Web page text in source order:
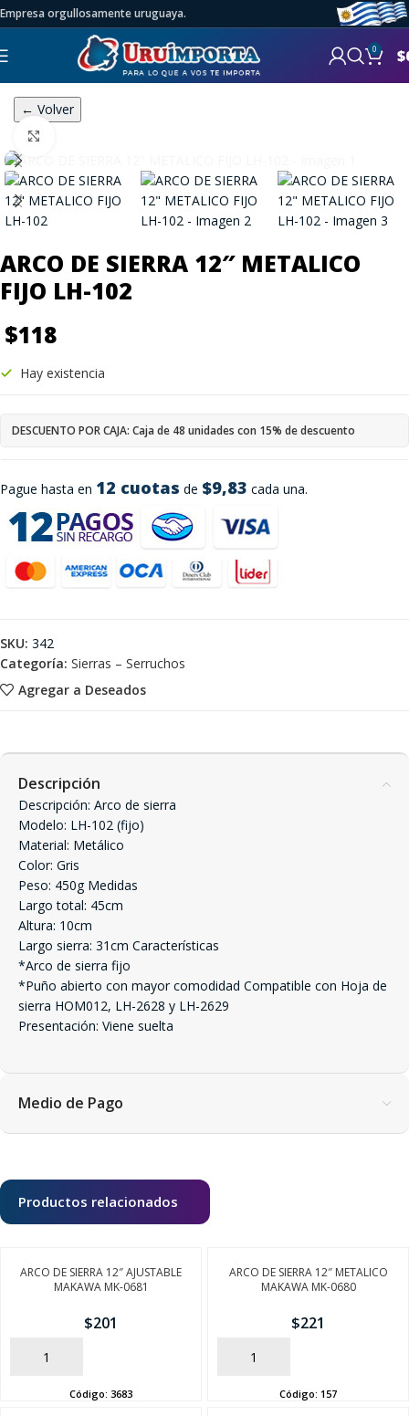
Empresa orgullosamente uruguaya.
0 $
← Volver
ARCO DE SIERRA 12″ METALICO
FIJO LH-102
$118
Pague hasta en 12 cuotas de $9,83 cada una.
Hay existencia
DESCUENTO POR CAJA: Caja de 48 unidades con 15% de descuento
Agregar a Deseados
SKU: 342
Categoría: Sierras – Serruchos
Descripción
Descripción: Arco de sierra
Modelo: LH-102 (fijo)
Material: Metálico
Color: Gris
Peso: 450g Medidas
Largo total: 45cm
Altura: 10cm
Largo sierra: 31cm Características
*Arco de sierra fijo
*Puño abierto con mayor comodidad Compatible con Hoja de
sierra HOM012, LH-2628 y LH-2629
Presentación: Viene suelta
Medio de Pago
Productos relacionados
ARCO DE SIERRA 12″ AJUSTABLE
MAKAWA MK-0681
$201
AÑADIR
Código: 3683
ARCO DE SIERRA 12″ METALICO
MAKAWA MK-0680
$221
AÑADIR
Código: 157